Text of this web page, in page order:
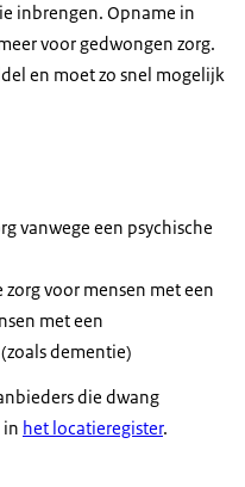
inbrengen. Opname in
voor gedwongen zorg.
en moet zo snel mogelijk
vanwege een psychische
voor mensen met een
met een
dementie)
die dwang
in het locatieregister.